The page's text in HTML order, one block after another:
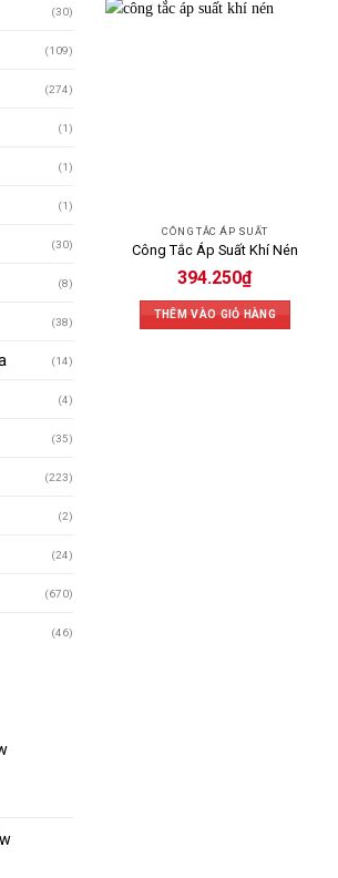
(30)
(109)
(274)
(1)
(1)
(1)
(30)
(8)
(38)
(14)
(4)
(35)
(223)
(2)
(24)
(670)
(46)
CÔNG TẮC ÁP SUẤT
Công Tắc Áp Suất Khí Nén
394.250₫
THÊM VÀO GIỎ HÀNG